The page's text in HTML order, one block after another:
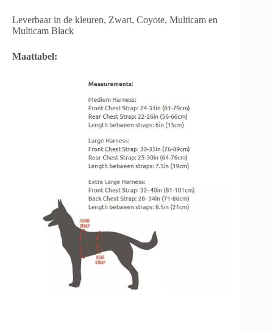
Leverbaar in de kleuren, Zwart, Coyote, Multicam en
Multicam Black
Maattabel: